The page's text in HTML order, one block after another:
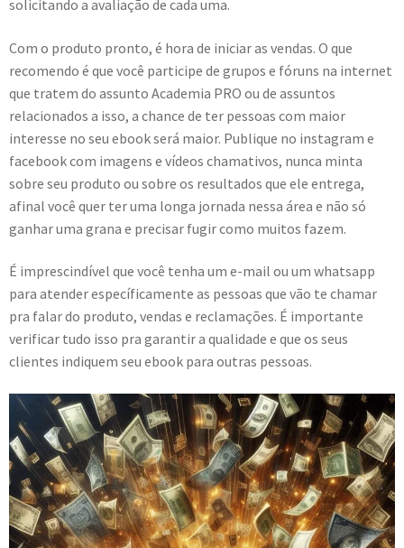
solicitando a avaliação de cada uma.
Com o produto pronto, é hora de iniciar as vendas. O que
recomendo é que você participe de grupos e fóruns na internet
que tratem do assunto Academia PRO ou de assuntos
relacionados a isso, a chance de ter pessoas com maior
interesse no seu ebook será maior. Publique no instagram e
facebook com imagens e vídeos chamativos, nunca minta
sobre seu produto ou sobre os resultados que ele entrega,
afinal você quer ter uma longa jornada nessa área e não só
ganhar uma grana e precisar fugir como muitos fazem.
É imprescindível que você tenha um e-mail ou um whatsapp
para atender específicamente as pessoas que vão te chamar
pra falar do produto, vendas e reclamações. É importante
verificar tudo isso pra garantir a qualidade e que os seus
clientes indiquem seu ebook para outras pessoas.